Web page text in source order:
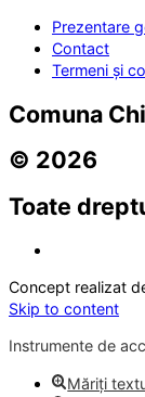
Prezentare
Contact
Termeni și
Comuna
© 2026
Toate
Concept realizat
Skip to content
Instrumente de
Măriți